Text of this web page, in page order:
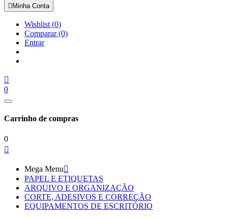
 Minha Conta
Wishlist (0)
Comparar(0)
Entrar

0
Carrinho de compras
0

Mega Menu
PAPEL E ETIQUETAS
ARQUIVO E ORGANIZAÇÃO
CORTE, ADESIVOS E CORREÇÃO
EQUIPAMENTOS DE ESCRITÓRIO